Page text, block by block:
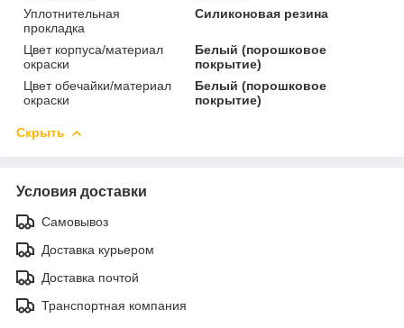
Уплотнительная
прокладка
Силиконовая резина
Цвет корпуса/материал
окраски
Белый (порошковое
покрытие)
Цвет обечайки/материал
окраски
Белый (порошковое
покрытие)
Скрыть
Условия доставки
Самовывоз
Доставка курьером
Доставка почтой
Транспортная компания